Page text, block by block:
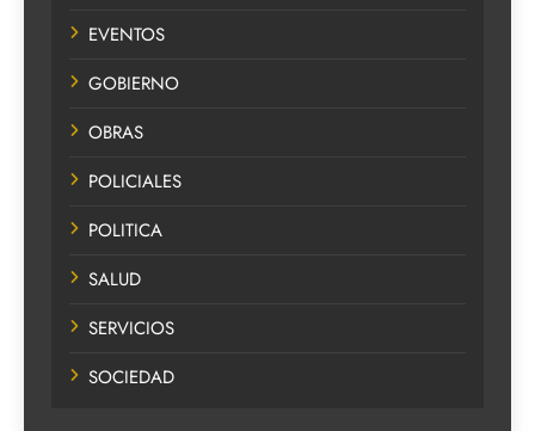
EVENTOS
GOBIERNO
OBRAS
POLICIALES
POLITICA
SALUD
SERVICIOS
SOCIEDAD